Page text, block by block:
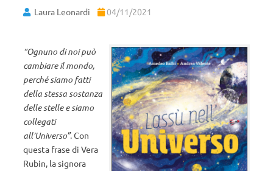
Laura Leonardi 04/11/2021
“Ognuno di noi può
cambiare il mondo,
perché siamo fatti
della stessa sostanza
delle stelle e siamo
collegati
all’Universo”. Con
questa frase di Vera
Rubin, la signora